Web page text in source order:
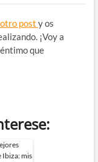
post y os
¡Voy a
que